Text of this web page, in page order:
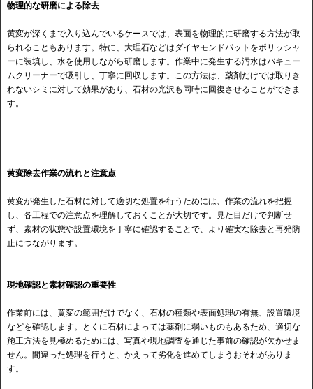
物理的な研磨による除去
黄変が深くまで入り込んでいるケースでは、表面を物理的に研磨する方法が取
られることもあります。特に、大理石などはダイヤモンドパットをポリッシャ
ーに装填し、水を使用しながら研磨します。作業中に発生する汚水はバキュー
ムクリーナーで吸引し、丁寧に回収します。この方法は、薬剤だけでは取りき
れないシミに対して効果があり、石材の光沢も同時に回復させることができま
す。
黄変除去作業の流れと注意点
黄変が発生した石材に対して適切な処置を行うためには、作業の流れを把握
し、各工程での注意点を理解しておくことが大切です。見た目だけで判断せ
ず、素材の状態や設置環境を丁寧に確認することで、より確実な除去と再発防
止につながります。
現地確認と素材確認の重要性
作業前には、黄変の範囲だけでなく、石材の種類や表面処理の有無、設置環境
などを確認します。とくに石材によっては薬剤に弱いものもあるため、適切な
施工方法を見極めるためには、写真や現地調査を通じた事前の確認が欠かせま
せん。間違った処理を行うと、かえって劣化を進めてしまうおそれがありま
す。